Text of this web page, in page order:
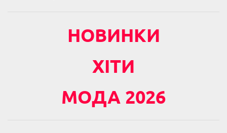
НОВИНКИ
ХІТИ
МОДА 2026